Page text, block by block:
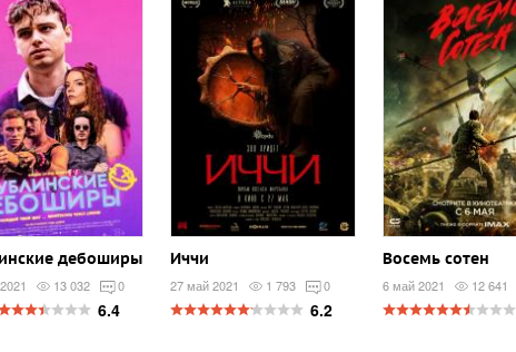
дебоширы
13 032 0
6.4
Иччи
27 май 2021 1 793 0
6.2
Восемь сотен
6 май 2021 12 641